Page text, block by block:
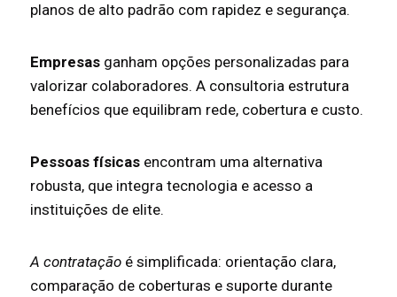
planos de alto padrão com rapidez e segurança.
Empresas ganham opções personalizadas para
valorizar colaboradores. A consultoria estrutura
benefícios que equilibram rede, cobertura e custo.
Pessoas físicas encontram uma alternativa
robusta, que integra tecnologia e acesso a
instituições de elite.
A contratação é simplificada: orientação clara,
comparação de coberturas e suporte durante